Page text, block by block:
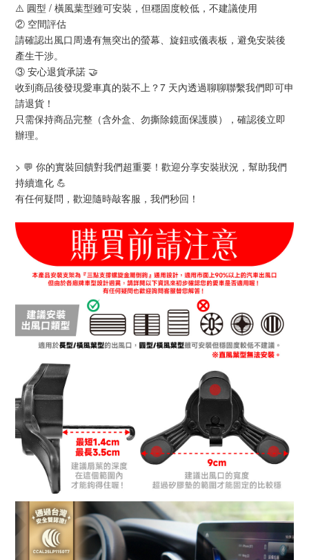
⚠️ 圓型 / 橫風葉型雖可安裝，但穩固度較低，不建議使用
② 空間評估
請確認出風口周邊有無突出的螢幕、旋鈕或儀表板，避免安裝後
產生干涉。
③ 安心退貨承諾 🤝
收到商品後發現愛車真的裝不上？7 天內透過聊聊聯繫我們即可申
請退貨！
只需保持商品完整（含外盒、勿撕除鏡面保護膜），確認後立即
辦理。
> 💬 你的實裝回饋對我們超重要！歡迎分享安裝狀況，幫助我們
持續進化 💪
有任何疑問，歡迎隨時敲客服，我們秒回！